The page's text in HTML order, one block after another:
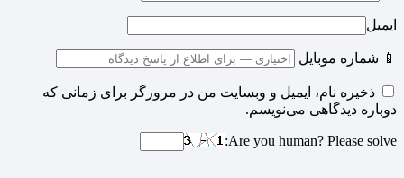
ایمیل
📱 شماره موبایل
ذخیره نام، ایمیل و وبسایت من در مرورگر برای زمانی که
دوباره دیدگاهی می‌نویسم.
Are you human? Please solve: